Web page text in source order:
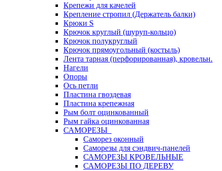
Крепежи для качелей
Крепление стропил (Держатель балки)
Крюки S
Крючок круглый (шуруп-кольцо)
Крючок полукруглый
Крючок прямоугольный (костыль)
Лента тарная (перфорированная), кровельн.
Нагели
Опоры
Ось петли
Пластина гвоздевая
Пластина крепежная
Рым болт оцинкованный
Рым гайка оцинкованная
САМОРЕЗЫ
Саморез оконный
Саморезы для сэндвич-панелей
САМОРЕЗЫ КРОВЕЛЬНЫЕ
САМОРЕЗЫ ПО ДЕРЕВУ